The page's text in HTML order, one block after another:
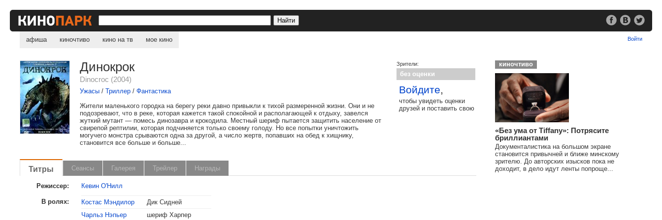
афиша киночтиво кино на тв мое кино Войти
Динокрок
Dinocroc (2004)
Ужасы /Триллер /Фантастика
Жители маленького городка на берегу реки давно привыкли к тихой размеренной жизни. Они и не
подозревают, что в реке, которая кажется такой спокойной и располагающей к отдыху, завелся
жуткий мутант — помесь динозавра и крокодила. Местный шериф пытается защитить население от
свирепой рептилии, которая подчиняется только своему голоду. Но все попытки уничтожить
могучего монстра срываются одна за другой, а число жертв, попавших на обед к хищнику,
становится все больше и больше...
Зрители:
без оценки
Войдите,
чтобы увидеть оценки
друзей и поставить свою
Титры Сеансы Галерея Трейлер Награды
Режиссер: Кевин О'Нилл
В ролях: Костас Мэндилор
Дик Сидней
Чарльз Нэпьер
шериф Харпер
киночтиво
«Без ума от Tiffany»: Потрясите
бриллиантами
Документалистика на большом экране
становится привычней и ближе минскому
зрителю. До авторских изысков пока не
доходит, в дело идут ленты попроще...